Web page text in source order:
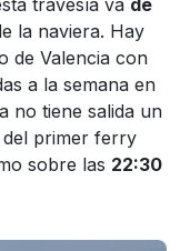
la naviera. Hay
de Valencia con
a la semana en
no tiene salida un
del primer ferry
sobre las 22:30